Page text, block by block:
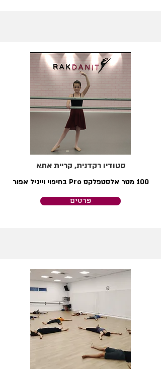
סטודיו רקדנית, קריית אתא
100 מטר אלסטפלקס Pro בחיפוי וייניל אפור
פרטים